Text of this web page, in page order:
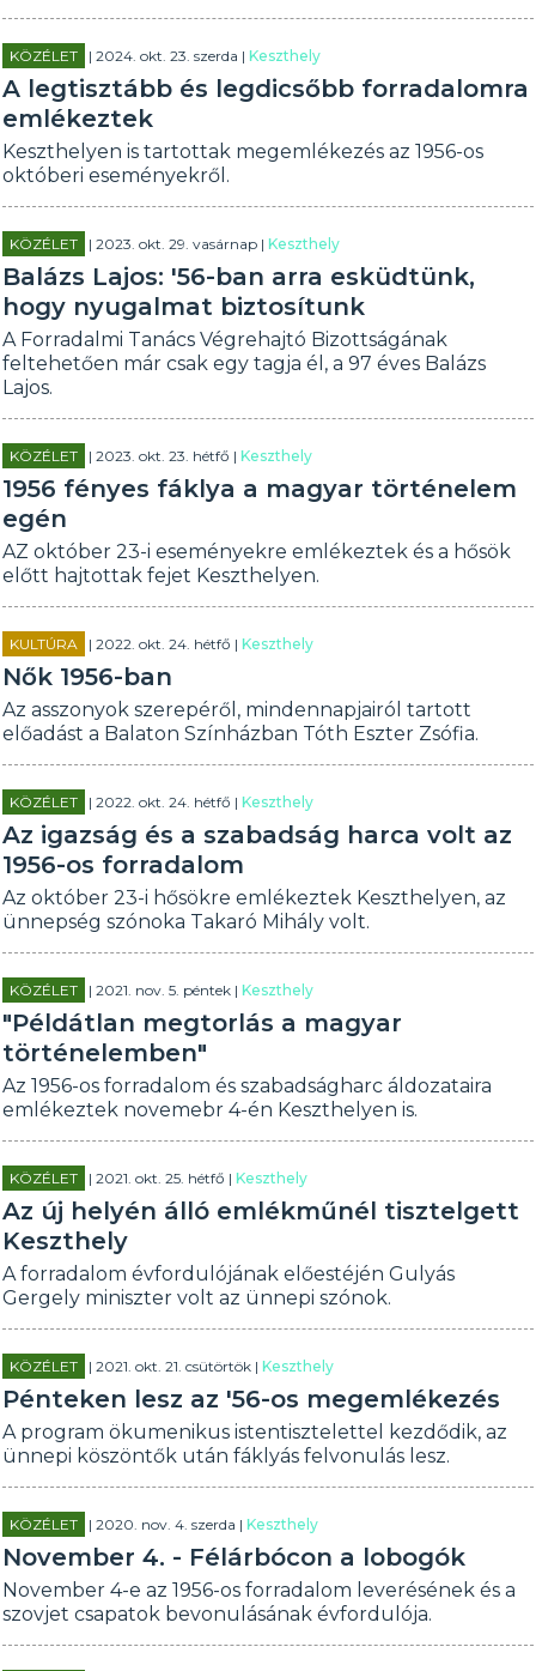
KÖZÉLET | 2024. okt. 23. szerda |Keszthely
A legtisztább és legdicsőbb forradalomra
emlékeztek
Keszthelyen is tartottak megemlékezés az 1956-os
októberi eseményekről.
KÖZÉLET | 2023. okt. 29. vasárnap |Keszthely
Balázs Lajos: '56-ban arra esküdtünk,
hogy nyugalmat biztosítunk
A Forradalmi Tanács Végrehajtó Bizottságának
feltehetően már csak egy tagja él, a 97 éves Balázs
Lajos.
KÖZÉLET | 2023. okt. 23. hétfő |Keszthely
1956 fényes fáklya a magyar történelem
egén
AZ október 23-i eseményekre emlékeztek és a hősök
előtt hajtottak fejet Keszthelyen.
KULTÚRA | 2022. okt. 24. hétfő |Keszthely
Nők 1956-ban
Az asszonyok szerepéről, mindennapjairól tartott
előadást a Balaton Színházban Tóth Eszter Zsófia.
KÖZÉLET | 2022. okt. 24. hétfő |Keszthely
Az igazság és a szabadság harca volt az
1956-os forradalom
Az október 23-i hősökre emlékeztek Keszthelyen, az
ünnepség szónoka Takaró Mihály volt.
KÖZÉLET | 2021. nov. 5. péntek |Keszthely
"Példátlan megtorlás a magyar
történelemben"
Az 1956-os forradalom és szabadságharc áldozataira
emlékeztek novemebr 4-én Keszthelyen is.
KÖZÉLET | 2021. okt. 25. hétfő |Keszthely
Az új helyén álló emlékműnél tisztelgett
Keszthely
A forradalom évfordulójának előestéjén Gulyás
Gergely miniszter volt az ünnepi szónok.
KÖZÉLET | 2021. okt. 21. csütörtök |Keszthely
Pénteken lesz az '56-os megemlékezés
A program ökumenikus istentisztelettel kezdődik, az
ünnepi köszöntők után fáklyás felvonulás lesz.
KÖZÉLET | 2020. nov. 4. szerda |Keszthely
November 4. - Félárbócon a lobogók
November 4-e az 1956-os forradalom leverésének és a
szovjet csapatok bevonulásának évfordulója.